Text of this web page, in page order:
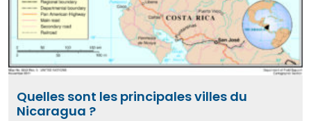
Quelles sont les principales villes du
Nicaragua ?